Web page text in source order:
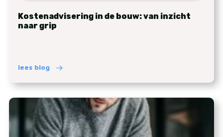
Kostenadvisering in de bouw: van inzicht
naar grip
lees blog